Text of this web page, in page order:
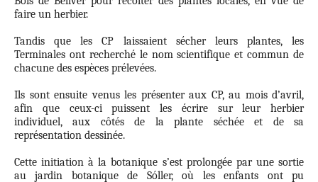
faire un herbier.
Tandis que les CP laissaient sécher leurs plantes, les
Terminales ont recherché le nom scientifique et commun de
chacune des espèces prélevées.
Ils sont ensuite venus les présenter aux CP, au mois d’avril,
afin que ceux-ci puissent les écrire sur leur herbier
individuel, aux côtés de la plante séchée et de sa
représentation dessinée.
Cette initiation à la botanique s’est prolongée par une sortie
au jardin botanique de Sóller, où les enfants ont pu